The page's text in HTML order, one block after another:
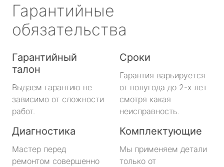
Гарантийные
обязательства
Гарантийный
талон
Выдаем гарантию не
зависимо от сложности
работ.
Сроки
Гарантия варьируется
от полугода до 2-х лет
смотря какая
неисправность.
Диагностика
Мастер перед
ремонтом совершенно
Комплектующие
Мы применяем детали
только от